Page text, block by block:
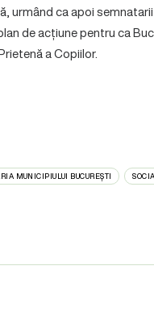
urmând ca apoi
de acțiune pentru ca
a Copiilor.
MUNICIPIULUI BUCUREȘTI